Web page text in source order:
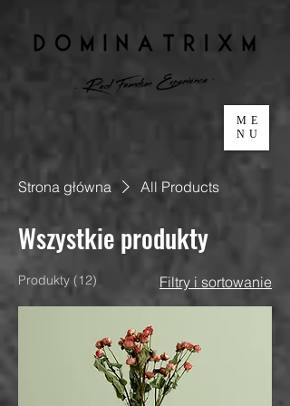
ME
NU
Strona główna All Products
Wszystkie produkty
Produkty (12) Filtry i sortowanie